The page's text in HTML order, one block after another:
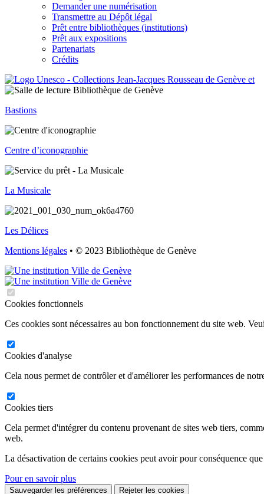
Demander une numérisation
Transmettre au Dépôt légal
Prêt entre bibliothèques (institutions)
Prêt aux expositions
Partenariats
Crédits
Bastions
Centre d’iconographie
La Musicale
Les Délices
Mentions légales • © 2023 Bibliothèque de Genève
Cookies fonctionnels
Ces cookies sont nécessaires au bon fonctionnement du site web.
Cookies d'analyse
Cela nous permet de contrôler et d'améliorer les performances de
Cookies tiers
Cela permet d'intégrer du contenu provenant de sites web tiers,
web.
La désactivation de certains cookies peut avoir pour conséquence
Pour en savoir plus
Sauvegarder les préférences Rejeter les cookies